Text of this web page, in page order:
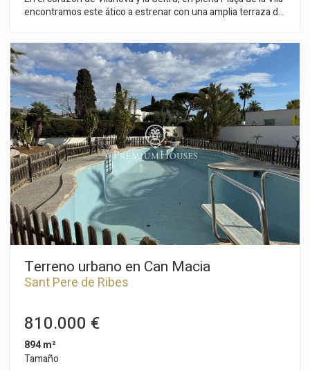
encontramos este ático a estrenar con una amplia terraza de
comunitaria, ascensor y parking subterráneo. La propiedad se
divide en dos plantas. En la planta principal encontramos un
amplio y luminoso salón-comedor con cocina integrada.
Seguidamente, encontramos tres habitaciones dobles, una
de ellas en suite con baño semiabierto. Otro baño completo
da servicio al resto de la planta. En la planta superior, al subir
las escaleras, encontramos un baño completo y una
habitación doble con salida a la terraza de 40m2 y
espectaculares vistas a la Plaça de la Vila. Todas las
habitaciones disponen de amplios armarios empotrados.
Existe la posibilidad de adquirir una plaza de parking y un
trastero en el mismo edificio. El piso se encuentra en pleno
centro de Vilanova i la Geltrú, en zona peatonal, con todos los
servicios a pie de calle y a cinco minutos andando de la
estación.
Terreno urbano en Can Macia
Sant Pere de Ribes
810.000 €
894 m²
Tamaño